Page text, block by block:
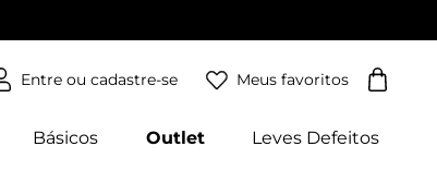
Meus favoritos
Básicos Outlet Leves Defeitos